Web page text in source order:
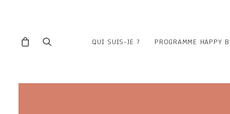
QUI SUIS-JE ? PROGRAMME HAPPY